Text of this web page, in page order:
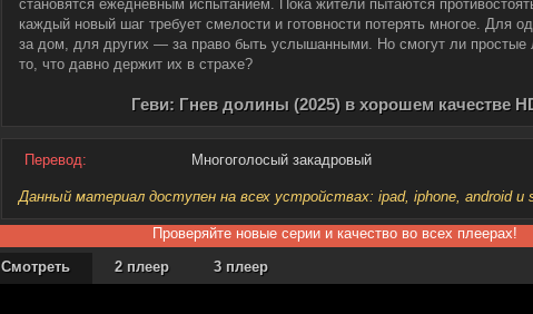
становятся ежедневным испытанием. Пока жители пытаются
каждый новый шаг требует смелости и готовности потерять многое. Для
за дом, для других — за право быть услышанными. Но смогут ли простые
то, что давно держит их в страхе?
Геви: Гнев долины (2025) в хорошем качестве
Перевод: Многоголосый закадровый
Данный материал доступен на всех устройствах: ipad, iphone, android и
Проверяйте новые серии и качество во всех плеерах!
Смотреть
2 плеер 3 плеер